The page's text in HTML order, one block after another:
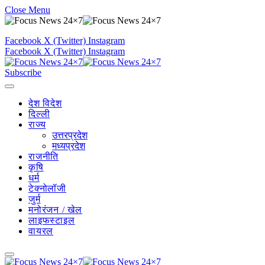
Close Menu
Facebook X (Twitter) Instagram
Facebook X (Twitter) Instagram
Subscribe
देश विदेश
दिल्ली
राज्य
उत्तरप्रदेश
मध्यप्रदेश
राजनीति
कृषि
धर्म
टेक्नोलॉजी
जुर्म
मनोरंजन / खेल
लाइफस्टाइल
वायरल